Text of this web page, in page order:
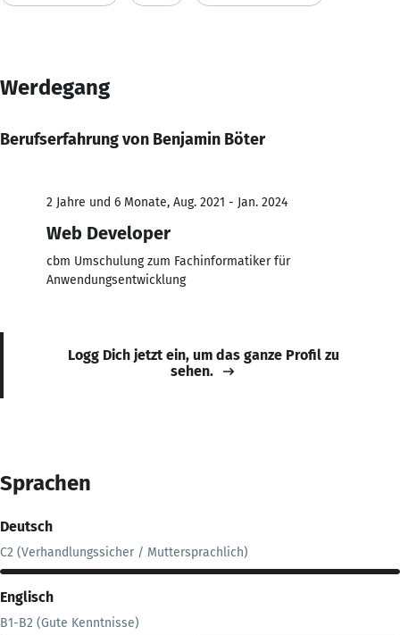
Werdegang
Berufserfahrung von Benjamin Böter
2 Jahre und 6 Monate, Aug. 2021 - Jan. 2024
Web Developer
cbm Umschulung zum Fachinformatiker für
Anwendungsentwicklung
Logg Dich jetzt ein, um das ganze Profil zu
sehen.
Sprachen
Deutsch
C2 (Verhandlungssicher / Muttersprachlich)
Englisch
B1-B2 (Gute Kenntnisse)